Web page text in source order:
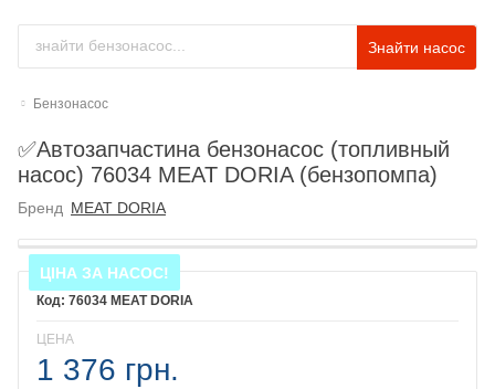
Знайти насос
Бензонасос
✅Автозапчастина бензонасос (топливный
насос) 76034 MEAT DORIA (бензопомпа)
Бренд MEAT DORIA
ЦІНА ЗА НАСОС!
76034 MEAT DORIA
ЦЕНА
1 376 грн.